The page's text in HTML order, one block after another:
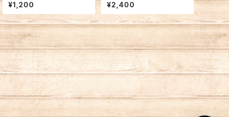
¥1,200 ¥2,400